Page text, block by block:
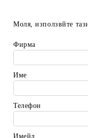
Моля, използвйте
Фирма
Име
Телефон
Имейл